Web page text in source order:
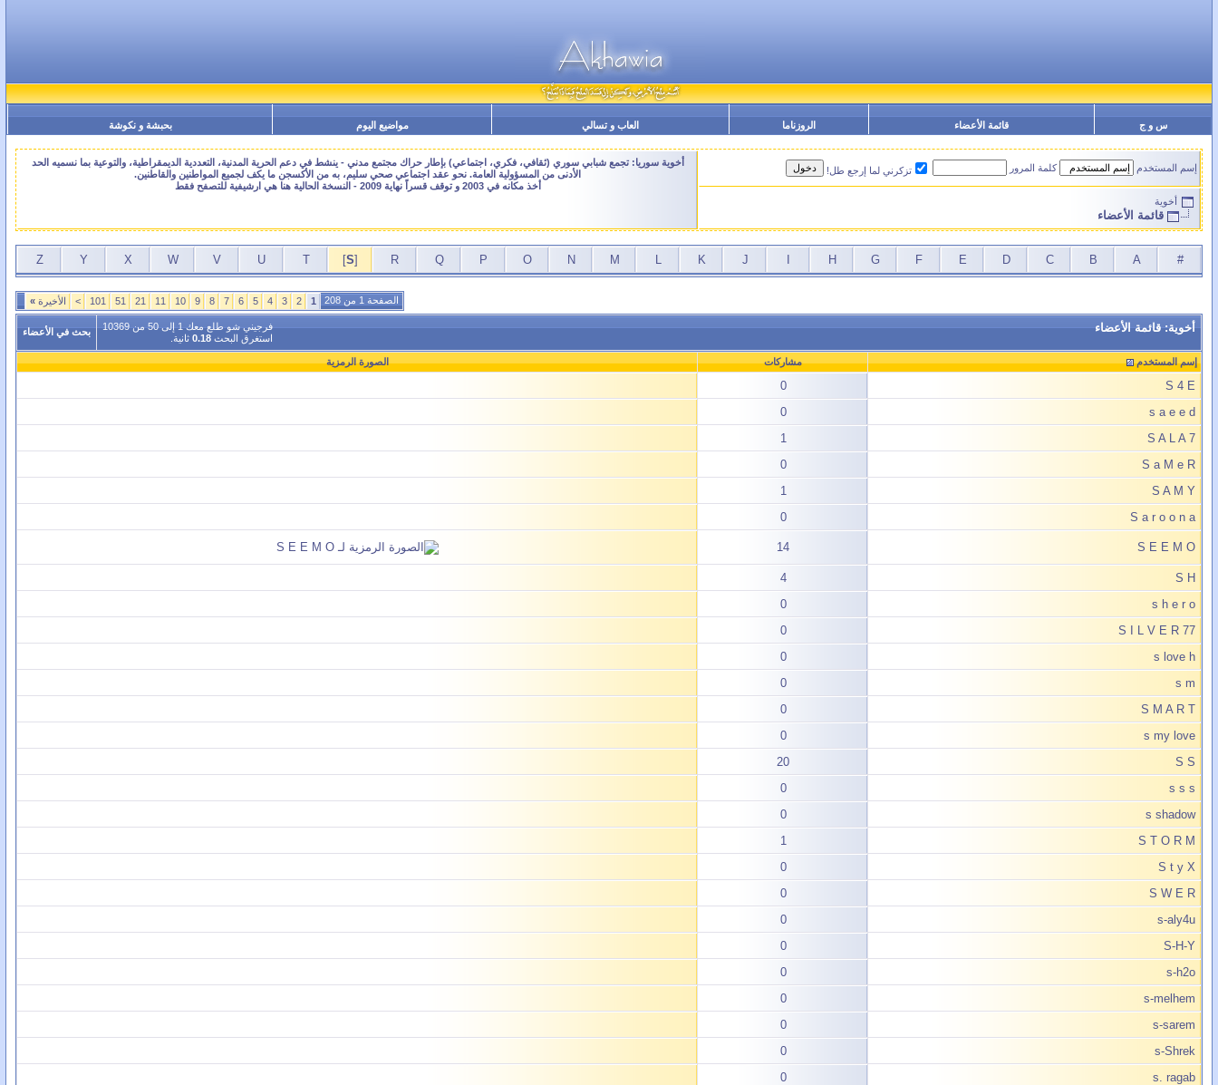
س و ج قائمة الأعضاء الروزناما العاب و تسالي مواضيع اليوم بحبشة و نكوشة
إسم المستخدم كلمة المرور تزكرني لما إرجع طل!
أخوية سوريا: تجمع شبابي سوري (ثقافي، فكري، اجتماعي) بإطار حراك مجتمع مدني - ينشط في دعم الحرية المدنية، التعددية الديمقراطية، والتوعية بما نسميه الحد
الأدنى من المسؤولية العامة. نحو عقد اجتماعي صحي سليم، به من الأكسجن ما يكف لجميع المواطنين والقاطنين.
أخذ مكانه في 2003 و توقف قسراً نهاية 2009 - النسخة الحالية هنا هي ارشيفية للتصفح فقط
أخوية
قائمة الأعضاء
#
A
B
C
D
E
F
G
H
J
K
L
M
N
O
P
Q
R
[
S
]
T
U
V
W
X
Y
Z
الصفحة 1 من 208 1
2
3
4
5
6
7
8
9
10
11
21
51
101
> الأخيرة »
فرجيني شو طلع معك 1 إلى 50 من 10369
استغرق البحث 0.18ثانية.
أخوية: قائمة الأعضاء بحث في الأعضاء
إسم المستخدم مشاركات الصورة الرمزية
S 4 E
0
s a e e d
0
S A L A 7
1
S a M e R
0
S A M Y
1
S a r o o n a
0
S E E M O
14
S H
4
s h e r o
0
S I L V E R 77
0
s love h
0
s m
0
S M A R T
0
s my love
0
S S
20
s s s
0
s shadow
0
S T O R M
1
S t y X
0
S W E R
0
s-aly4u
0
S-H-Y
0
s-h2o
0
s-melhem
0
s-sarem
0
s-Shrek
0
s. ragab
0